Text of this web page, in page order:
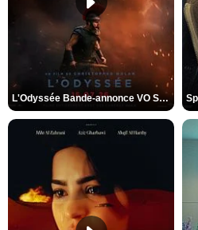
L'Odyssée Bande-annonce VO STFR